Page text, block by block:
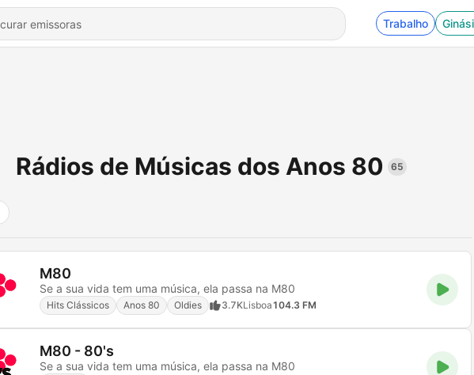
Trabalho
Rádios de Músicas dos Anos 80 65
M80
Se a sua vida tem uma música, ela passa na M80
Hits Clássicos Anos 80 Oldies 3.7KLisboa104.3 FM
M80 - 80's
Se a sua vida tem uma música, ela passa na M80